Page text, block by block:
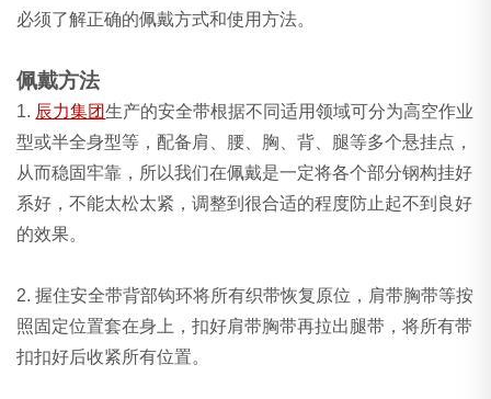
必须了解正确的佩戴方式和使用方法。
佩戴方法
1. 辰力集团生产的安全带根据不同适用领域可分为高空作业
型或半全身型等，配备肩、腰、胸、背、腿等多个悬挂点，
从而稳固牢靠，所以我们在佩戴是一定将各个部分钢构挂好
系好，不能太松太紧，调整到很合适的程度防止起不到良好
的效果。
2. 握住安全带背部钩环将所有织带恢复原位，肩带胸带等按
照固定位置套在身上，扣好肩带胸带再拉出腿带，将所有带
扣扣好后收紧所有位置。